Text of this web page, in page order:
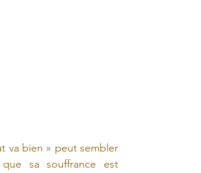
va bien » peut sembler